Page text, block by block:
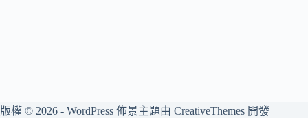
版權 © 2026 - WordPress 佈景主題由 CreativeThemes 開發